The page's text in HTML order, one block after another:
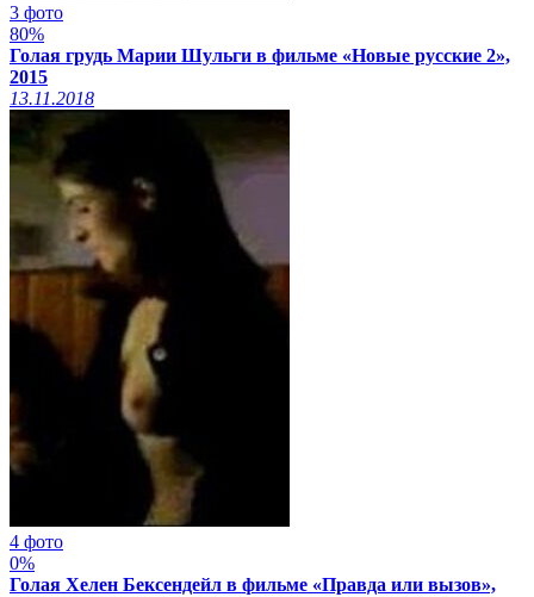
3 фото
80%
Голая грудь Марии Шульги в фильме «Новые русские 2»,
2015
13.11.2018
4 фото
0%
Голая Хелен Бексендейл в фильме «Правда или вызов»,